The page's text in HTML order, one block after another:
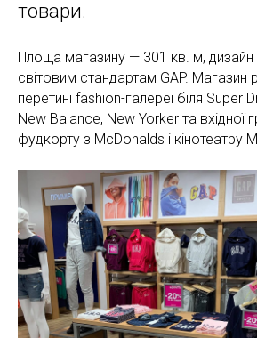
товари.
Площа магазину — 301 кв. м, дизайн
світовим стандартам GAP.
перетині fashion-галереї біля Super
New Balance, New Yorker та вхідної
фудкорту з McDonalds і кінотеатру